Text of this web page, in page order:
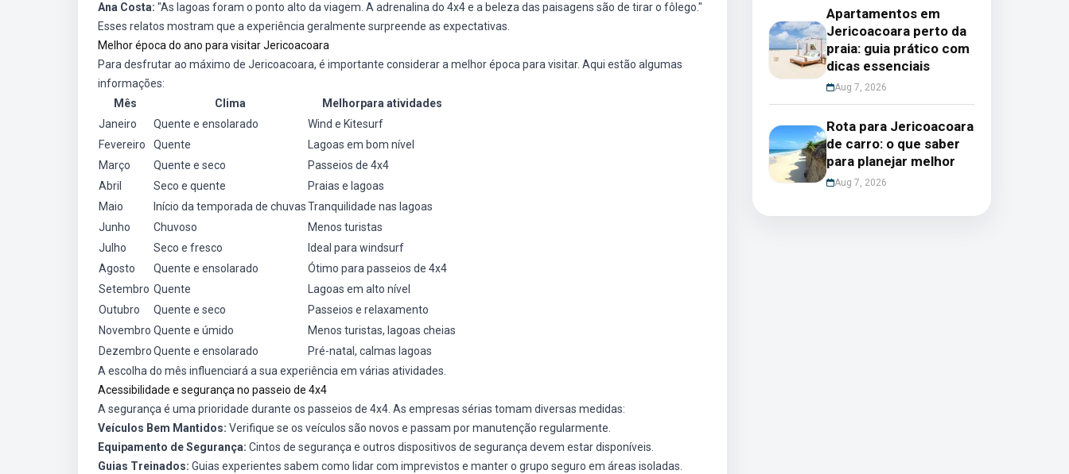
Ana Costa: "As lagoas foram o ponto alto da viagem. A adrenalina do 4x4 e a beleza das paisagens são de tirar o fôlego."
Esses relatos mostram que a experiência geralmente surpreende as expectativas.
Melhor época do ano para visitar Jericoacoara
Para desfrutar ao máximo de Jericoacoara, é importante considerar a melhor época para visitar. Aqui estão algumas
informações:
Mês
Clima
Melhorpara atividades
Janeiro
Quente e ensolarado
Wind e Kitesurf
Fevereiro
Quente
Lagoas em bom nível
Março
Quente e seco
Passeios de 4x4
Abril
Seco e quente
Praias e lagoas
Maio
Início da temporada de chuvasTranquilidade nas lagoas
Junho
Chuvoso
Menos turistas
Julho
Seco e fresco
Ideal para windsurf
Agosto
Quente e ensolarado
Ótimo para passeios de 4x4
Setembro Quente
Lagoas em alto nível
Outubro
Quente e seco
Passeios e relaxamento
Novembro Quente e úmido
Menos turistas, lagoas cheias
DezembroQuente e ensolarado
Pré-natal, calmas lagoas
A escolha do mês influenciará a sua experiência em várias atividades.
Acessibilidade e segurança no passeio de 4x4
A segurança é uma prioridade durante os passeios de 4x4. As empresas sérias tomam diversas medidas:
Veículos Bem Mantidos: Verifique se os veículos são novos e passam por manutenção regularmente.
Equipamento de Segurança: Cintos de segurança e outros dispositivos de segurança devem estar disponíveis.
Guias Treinados: Guias experientes sabem como lidar com imprevistos e manter o grupo seguro em áreas isoladas.
Apartamentos em
Jericoacoara perto da
praia: guia prático com
dicas essenciais
Aug 7, 2026
Rota para Jericoacoara
de carro: o que saber
para planejar melhor
Aug 7, 2026